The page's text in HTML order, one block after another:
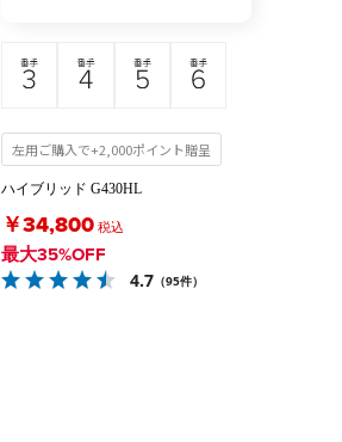
左用ご購入で+2,000ポイント贈呈
ハイブリッド G430HL
￥34,800税込
最大35%OFF
4.7 （95件）